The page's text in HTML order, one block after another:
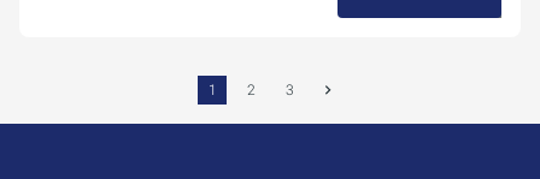
1 2 3